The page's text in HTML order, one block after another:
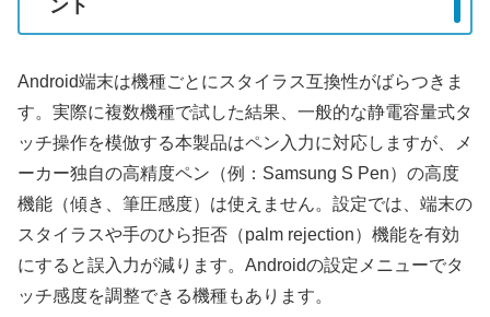
ント
Android端末は機種ごとにスタイラス互換性がばらつきま
す。実際に複数機種で試した結果、一般的な静電容量式タ
ッチ操作を模倣する本製品はペン入力に対応しますが、メ
ーカー独自の高精度ペン（例：Samsung S Pen）の高度
機能（傾き、筆圧感度）は使えません。設定では、端末の
スタイラスや手のひら拒否（palm rejection）機能を有効
にすると誤入力が減ります。Androidの設定メニューでタ
ッチ感度を調整できる機種もあります。